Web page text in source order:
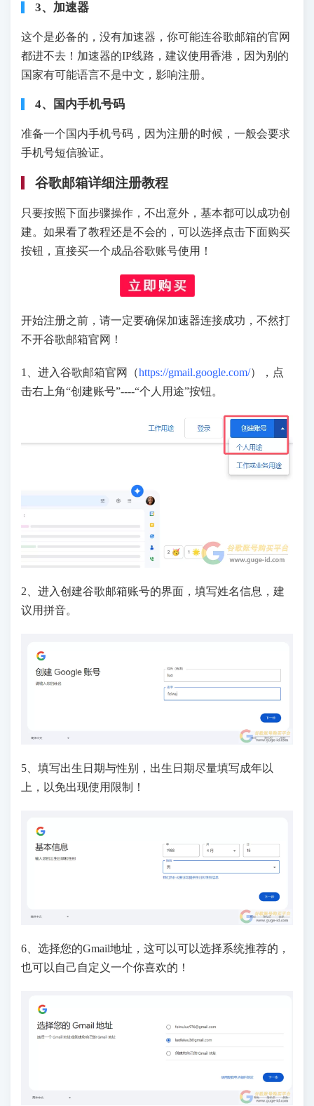
3、加速器
这个是必备的，没有加速器，你可能连谷歌邮箱的官网
都进不去！加速器的IP线路，建议使用香港，因为别的
国家有可能语言不是中文，影响注册。
4、国内手机号码
准备一个国内手机号码，因为注册的时候，一般会要求
手机号短信验证。
谷歌邮箱详细注册教程
只要按照下面步骤操作，不出意外，基本都可以成功创
建。如果看了教程还是不会的，可以选择点击下面购买
按钮，直接买一个成品谷歌账号使用！
开始注册之前，请一定要确保加速器连接成功，不然打
不开谷歌邮箱官网！
1、进入谷歌邮箱官网（https://gmail.google.com/），点
击右上角“创建账号”----“个人用途”按钮。
2、进入创建谷歌邮箱账号的界面，填写姓名信息，建
议用拼音。
5、填写出生日期与性别，出生日期尽量填写成年以
上，以免出现使用限制！
6、选择您的Gmail地址，这可以可以选择系统推荐的，
也可以自己自定义一个你喜欢的！